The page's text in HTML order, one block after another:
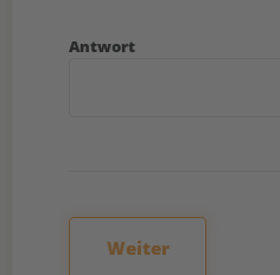
Antwort
Weiter